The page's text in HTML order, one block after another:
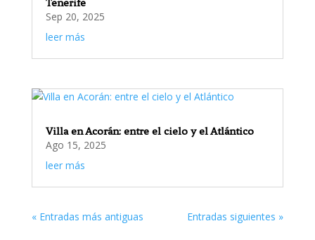
Tenerife
Sep 20, 2025
leer más
Villa en Acorán: entre el cielo y el Atlántico
Ago 15, 2025
leer más
« Entradas más antiguas Entradas siguientes »